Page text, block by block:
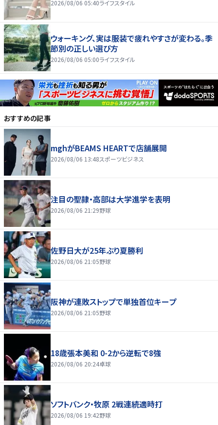
2026/08/06 05:40ライフスタイル
ウォーキング、実は服装で疲れやすさが変わる。季
節別の正しい選び方
2026/08/06 05:00ライフスタイル
おすすめの記事
mghがBEAMS HEARTで店舗展開
2026/08/06 13:48スポーツビジネス
注目の聖隷・高部は大学進学を表明
2026/08/06 21:29野球
佐野日大が25年ぶり夏勝利
2026/08/06 21:05野球
阪神が連敗ストップで単独首位キープ
2026/08/06 21:05野球
18歳張本美和 0-2から逆転で8強
2026/08/06 20:24卓球
ソフトバンク・牧原 2戦連続適時打
2026/08/06 19:42野球